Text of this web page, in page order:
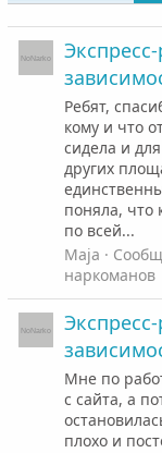
Ребят,
кому и что
сидела и
других
поняла, что
по всей...
Maja
наркоманов
Мне по
с сайта, а
плохо и